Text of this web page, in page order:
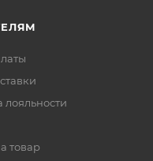
товар